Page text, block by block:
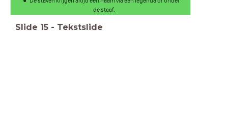
de staaf.
Slide 15 - Tekstslide